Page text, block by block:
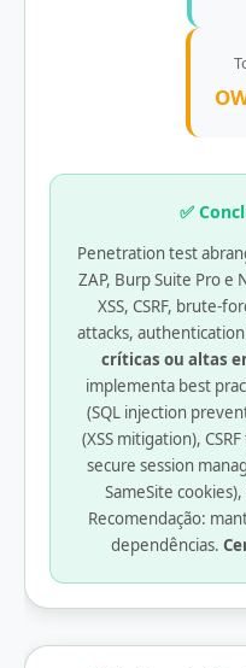
✅
Penetration test
ZAP, Burp Suite Pro e
XSS, CSRF, brute-
attacks, authentication
críticas ou altas
implementa best
(SQL injection
(XSS mitigation),
secure session
SameSite
Recomendação:
dependências.